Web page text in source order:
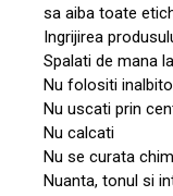
sa aiba toate
Ingrijirea
Spalati de mana
Nu folositi
Nu uscati prin
Nu calcati
Nu se curata
Nuanta, tonul si